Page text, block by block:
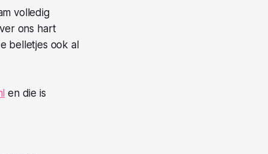
volledig
ons hart
belletjes ook al
en die is